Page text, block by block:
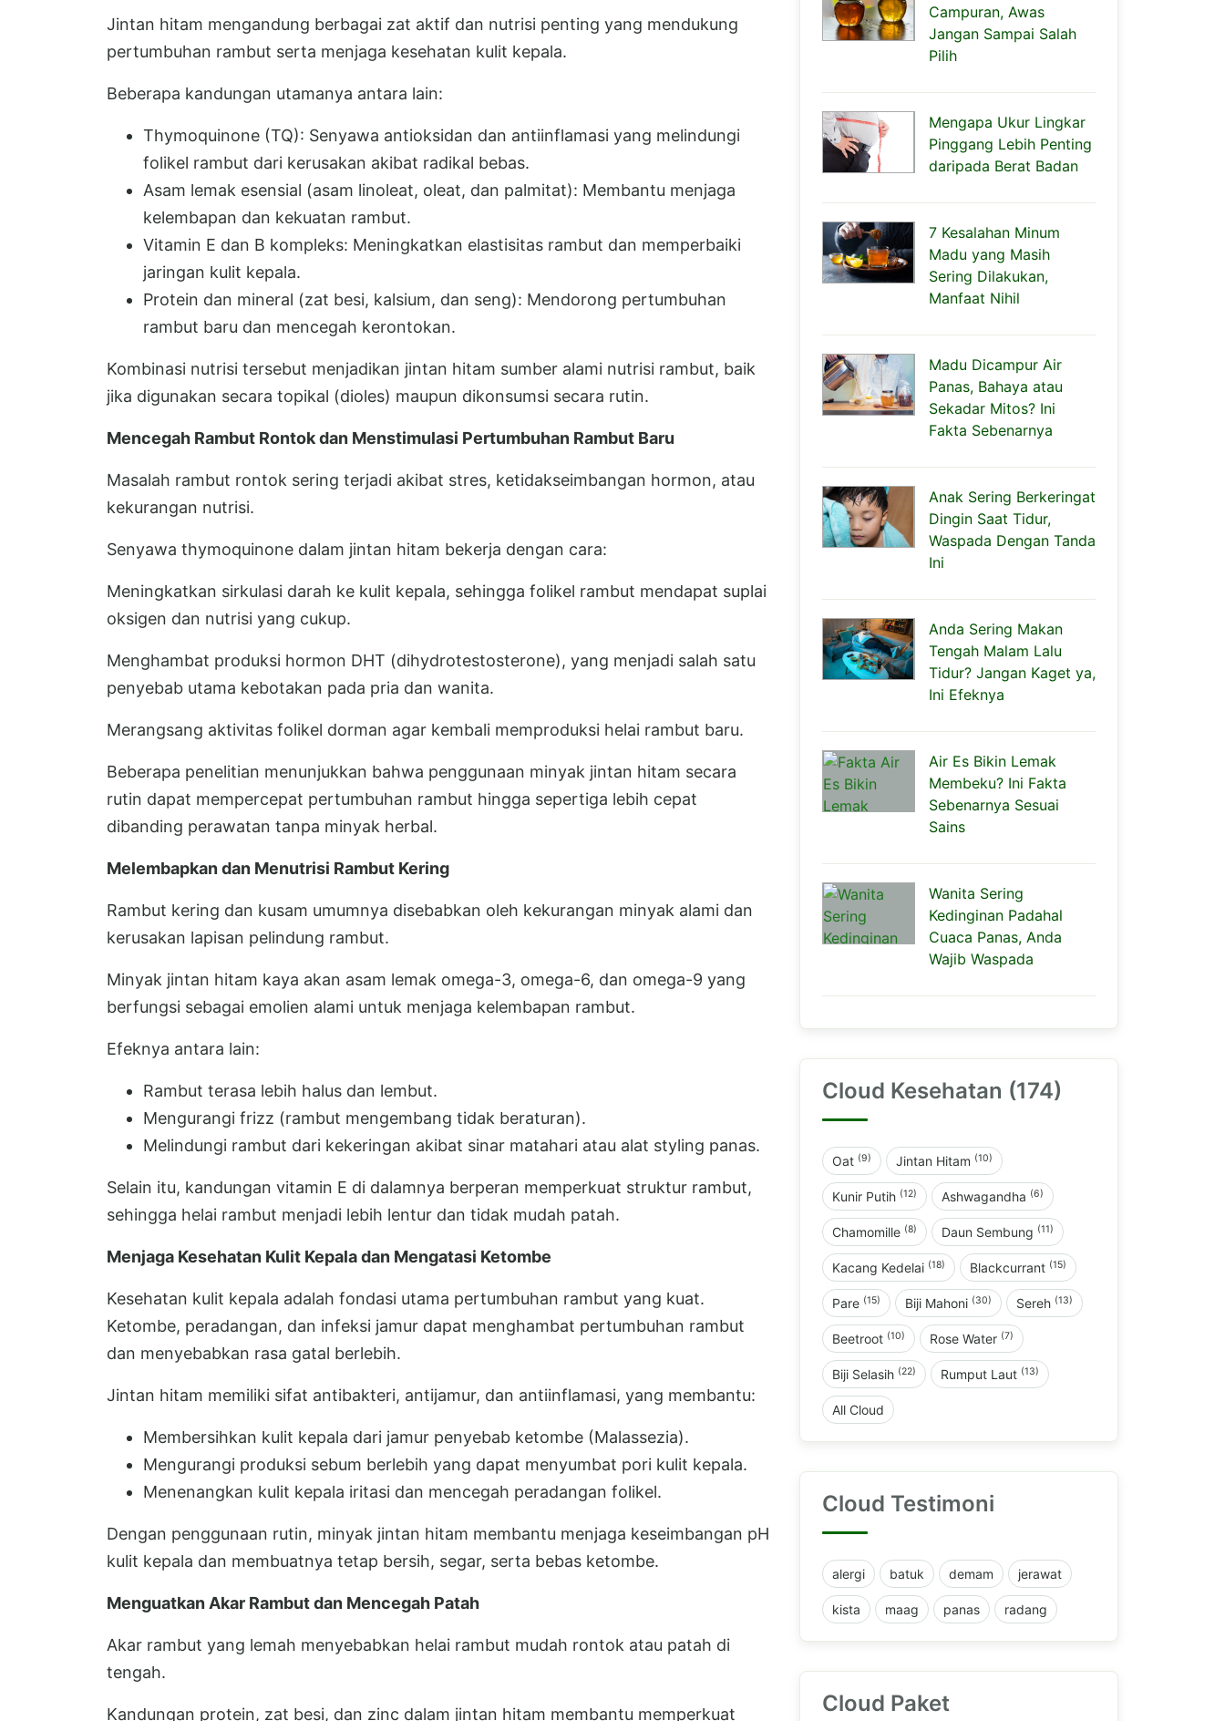
Jintan hitam mengandung berbagai zat aktif dan nutrisi penting yang mendukung
pertumbuhan rambut serta menjaga kesehatan kulit kepala.
Beberapa kandungan utamanya antara lain:
Thymoquinone (TQ): Senyawa antioksidan dan antiinflamasi yang melindungi
folikel rambut dari kerusakan akibat radikal bebas.
Asam lemak esensial (asam linoleat, oleat, dan palmitat): Membantu menjaga
kelembapan dan kekuatan rambut.
Vitamin E dan B kompleks: Meningkatkan elastisitas rambut dan memperbaiki
jaringan kulit kepala.
Protein dan mineral (zat besi, kalsium, dan seng): Mendorong pertumbuhan
rambut baru dan mencegah kerontokan.
Kombinasi nutrisi tersebut menjadikan jintan hitam sumber alami nutrisi rambut, baik
jika digunakan secara topikal (dioles) maupun dikonsumsi secara rutin.
Mencegah Rambut Rontok dan Menstimulasi Pertumbuhan Rambut Baru
Masalah rambut rontok sering terjadi akibat stres, ketidakseimbangan hormon, atau
kekurangan nutrisi.
Senyawa thymoquinone dalam jintan hitam bekerja dengan cara:
Meningkatkan sirkulasi darah ke kulit kepala, sehingga folikel rambut mendapat suplai
oksigen dan nutrisi yang cukup.
Menghambat produksi hormon DHT (dihydrotestosterone), yang menjadi salah satu
penyebab utama kebotakan pada pria dan wanita.
Merangsang aktivitas folikel dorman agar kembali memproduksi helai rambut baru.
Beberapa penelitian menunjukkan bahwa penggunaan minyak jintan hitam secara
rutin dapat mempercepat pertumbuhan rambut hingga sepertiga lebih cepat
dibanding perawatan tanpa minyak herbal.
Melembapkan dan Menutrisi Rambut Kering
Rambut kering dan kusam umumnya disebabkan oleh kekurangan minyak alami dan
kerusakan lapisan pelindung rambut.
Minyak jintan hitam kaya akan asam lemak omega-3, omega-6, dan omega-9 yang
berfungsi sebagai emolien alami untuk menjaga kelembapan rambut.
Efeknya antara lain:
Rambut terasa lebih halus dan lembut.
Mengurangi frizz (rambut mengembang tidak beraturan).
Melindungi rambut dari kekeringan akibat sinar matahari atau alat styling panas.
Selain itu, kandungan vitamin E di dalamnya berperan memperkuat struktur rambut,
sehingga helai rambut menjadi lebih lentur dan tidak mudah patah.
Menjaga Kesehatan Kulit Kepala dan Mengatasi Ketombe
Kesehatan kulit kepala adalah fondasi utama pertumbuhan rambut yang kuat.
Ketombe, peradangan, dan infeksi jamur dapat menghambat pertumbuhan rambut
dan menyebabkan rasa gatal berlebih.
Jintan hitam memiliki sifat antibakteri, antijamur, dan antiinflamasi, yang membantu:
Membersihkan kulit kepala dari jamur penyebab ketombe (Malassezia).
Mengurangi produksi sebum berlebih yang dapat menyumbat pori kulit kepala.
Menenangkan kulit kepala iritasi dan mencegah peradangan folikel.
Dengan penggunaan rutin, minyak jintan hitam membantu menjaga keseimbangan pH
kulit kepala dan membuatnya tetap bersih, segar, serta bebas ketombe.
Menguatkan Akar Rambut dan Mencegah Patah
Akar rambut yang lemah menyebabkan helai rambut mudah rontok atau patah di
tengah.
Kandungan protein, zat besi, dan zinc dalam jintan hitam membantu memperkuat
Campuran, Awas
Jangan Sampai Salah
Pilih
Mengapa Ukur Lingkar
Pinggang Lebih Penting
daripada Berat Badan
7 Kesalahan Minum
Madu yang Masih
Sering Dilakukan,
Manfaat Nihil
Madu Dicampur Air
Panas, Bahaya atau
Sekadar Mitos? Ini
Fakta Sebenarnya
Anak Sering Berkeringat
Dingin Saat Tidur,
Waspada Dengan Tanda
Ini
Anda Sering Makan
Tengah Malam Lalu
Tidur? Jangan Kaget ya,
Ini Efeknya
Air Es Bikin Lemak
Membeku? Ini Fakta
Sebenarnya Sesuai
Sains
Wanita Sering
Kedinginan Padahal
Cuaca Panas, Anda
Wajib Waspada
Cloud Kesehatan (174)
Oat (9) Jintan Hitam (10)
Kunir Putih (12) Ashwagandha (6)
Chamomille (8) Daun Sembung (11)
Kacang Kedelai (18) Blackcurrant (15)
Pare (15) Biji Mahoni (30) Sereh (13)
Beetroot (10) Rose Water (7)
Biji Selasih (22) Rumput Laut (13)
All Cloud
Cloud Testimoni
alergi batuk demam jerawat
kista maag panas radang
Cloud Paket